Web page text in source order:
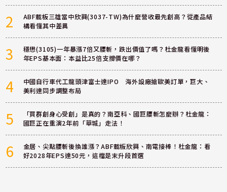
2
ABF載板三雄當中欣興(3037-TW)為什麼營收最先創高？從產品結
構看懂其中差異
3
穩懋(3105)一年暴漲7倍又腰斬，跌出價值了嗎？杜金龍看懂明後
年EPS基本面：本益比25倍支撐價在哪？
4
中國自行車代工龍頭津富士達IPO 海外設廠搶歐美訂單，巨大、
美利達同步調整布局
5
「買群創身心受創」是真的？南亞科、國巨腰斬怎麼辦？杜金龍：
國巨正在重演2年前「華城」走法！
6
金居、尖點腰斬後換誰漲？ABF載板欣興、南電接棒！杜金龍：看
好2028年EPS達50元，這檔是末升段首選